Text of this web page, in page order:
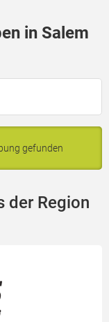
in Salem
gefunden
der Region